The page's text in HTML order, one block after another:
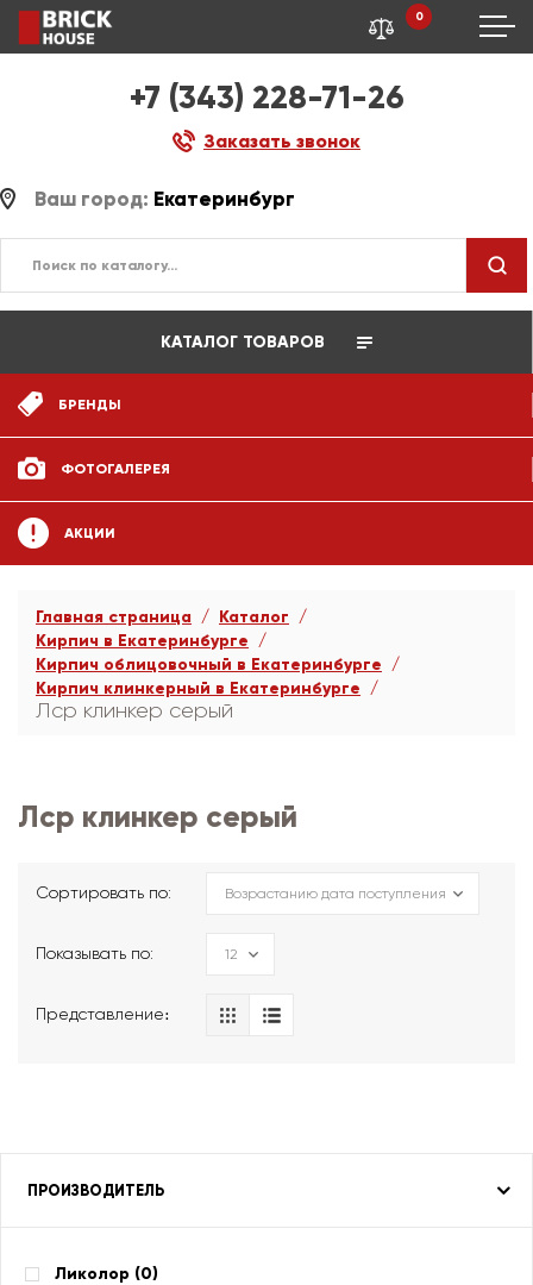
+7 (343) 228-71-26
Заказать звонок
0
Ваш город: Екатеринбург
КАТАЛОГ ТОВАРОВ
БРЕНДЫ
ФОТОГАЛЕРЕЯ
АКЦИИ
Главная страница
Каталог
Кирпич в Екатеринбурге
Кирпич облицовочный в Екатеринбурге
Кирпич клинкерный в Екатеринбурге
Лср клинкер серый
Лср клинкер серый
Сортировать по:
Показывать по:
Представление։
ПРОИЗВОДИТЕЛЬ
Ликолор (0)